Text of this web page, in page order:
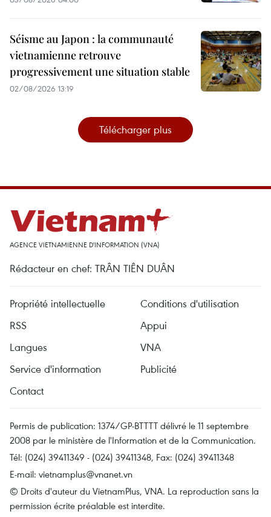
Séisme au Japon : la communauté
vietnamienne retrouve
progressivement une situation stable
02/08/2026 13:19
Télécharger plus
AGENCE VIETNAMIENNE D'INFORMATION (VNA)
Rédacteur en chef: TRÂN TIÊN DUÂN
Propriété intellectuelle
Conditions d'utilisation
RSS
Appui
Langues
VNA
Service d'information
Publicité
Contact
Permis de publication: 1374/GP-BTTTT délivré le 11 septembre
2008 par le ministère de l'Information et de la Communication.
Tél: (024) 39411349 - (024) 39411348, Fax: (024) 39411348
E-mail: vietnamplus@vnanet.vn
© Droits d'auteur du VietnamPlus, VNA. La reproduction sans la
permission écrite préalable est interdite.